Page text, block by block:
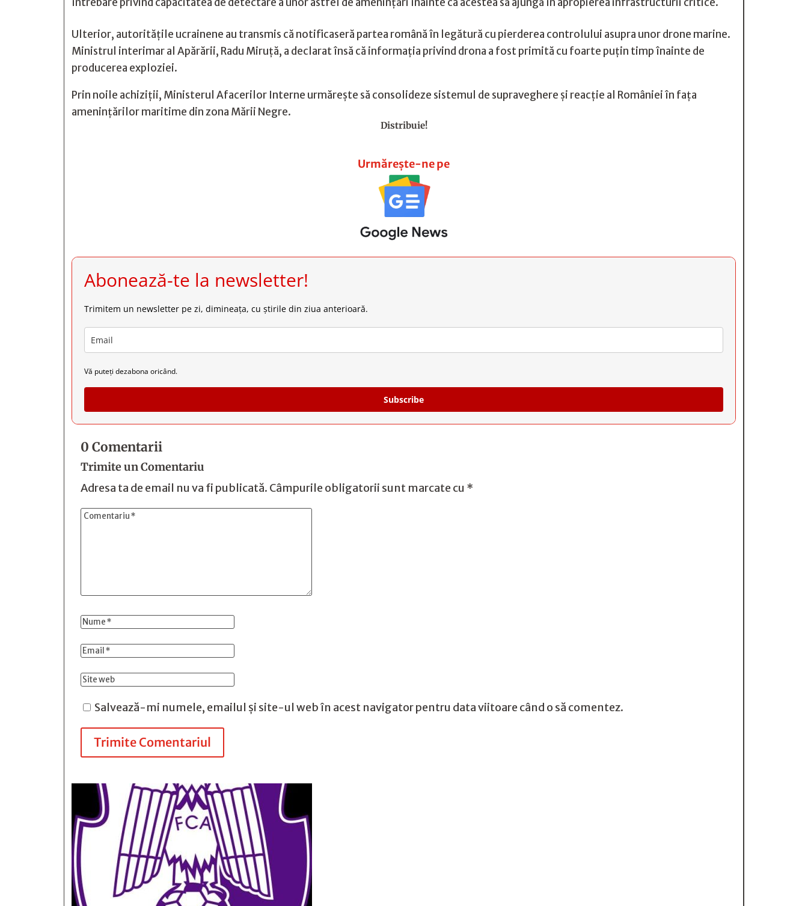
Ulterior, autoritățile ucrainene au transmis că notificaseră partea română în legătură cu pierderea controlului asupra unor drone marine.
Ministrul interimar al Apărării, Radu Miruță, a declarat însă că informația privind drona a fost primită cu foarte puțin timp înainte de
producerea exploziei.
Prin noile achiziții, Ministerul Afacerilor Interne urmărește să consolideze sistemul de supraveghere și reacție al României în fața
amenințărilor maritime din zona Mării Negre.
Distribuie!
Urmărește-ne pe
Abonează-te la newsletter!
Trimitem un newsletter pe zi, dimineața, cu știrile din ziua anterioară.
Vă puteți dezabona oricând.
Subscribe
0 Comentarii
Trimite un Comentariu
Adresa ta de email nu va fi publicată. Câmpurile obligatorii sunt marcate cu *
Salvează-mi numele, emailul și site-ul web în acest navigator pentru data viitoare când o să comentez.
Trimite Comentariul